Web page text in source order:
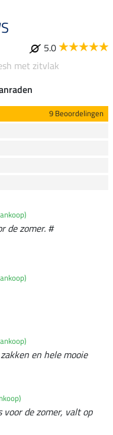
5.0
met zitvlak
9 Beoordelingen
de zomer. #
en hele mooie
de zomer, valt op